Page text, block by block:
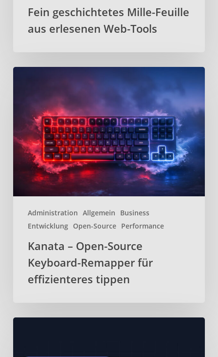
Fein geschichtetes Mille-Feuille
aus erlesenen Web-Tools
Administration Allgemein
Business
Entwicklung Open-Source Performance
Source
Keyboard-
Remapper
für
effizienteres
tippen
Kanata – Open-Source
Keyboard-Remapper für
effizienteres tippen